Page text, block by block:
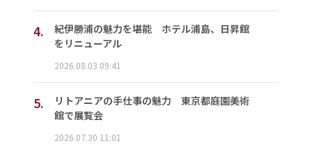
4.
紀伊勝浦の魅力を堪能 ホテル浦島、日昇館
をリニューアル
2026.08.03 09:41
5.
リトアニアの手仕事の魅力 東京都庭園美術
館で展覧会
2026.07.30 11:01